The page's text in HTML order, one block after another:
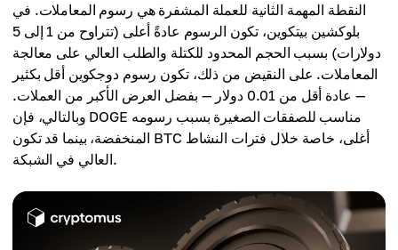
النقطة المهمة الثانية للعملة المشفرة هي رسوم المعاملات. في
بلوكشين بيتكوين، تكون الرسوم عادةً أعلى (تتراوح من 1 إلى 5
دولارات) بسبب الحجم المحدود للكتلة والطلب العالي على معالجة
المعاملات. على النقيض من ذلك، تكون رسوم دوجكوين أقل بكثير
— عادة أقل من 0.01 دولار — بفضل العرض الأكبر من العملات.
وبالتالي، فإن DOGE مناسب للصفقات الصغيرة بسبب رسومه
المنخفضة، بينما قد تكون BTC أغلى، خاصة خلال فترات النشاط
العالي في الشبكة.